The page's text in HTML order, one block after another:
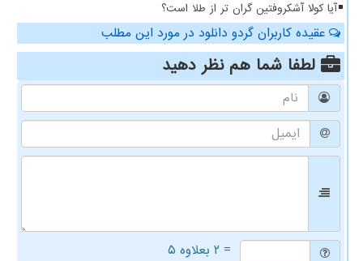
آیا کولا آشکروفتین گران تر از طلا است؟
عقیده کاربران گردو دانلود در مورد این مطلب
لطفا شما همنظر دهید
= ۲ بعلاوه ۵